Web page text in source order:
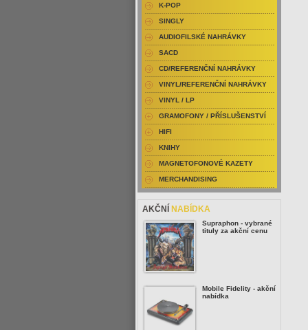
K-POP
SINGLY
AUDIOFILSKÉ NAHRÁVKY
SACD
CD/REFERENČNÍ NAHRÁVKY
VINYL/REFERENČNÍ NAHRÁVKY
VINYL / LP
GRAMOFONY / PŘÍSLUŠENSTVÍ
HIFI
KNIHY
MAGNETOFONOVÉ KAZETY
MERCHANDISING
AKČNÍ NABÍDKA
Supraphon - vybrané
tituly za akční cenu
Mobile Fidelity - akční
nabídka